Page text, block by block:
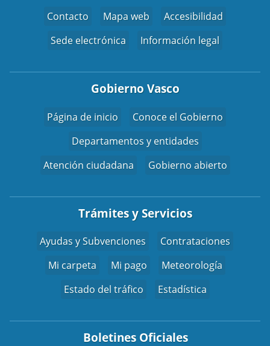
Contacto Mapa web
Accesibilidad
Sede electrónica
Información legal
Gobierno Vasco
Página de inicio
Conoce el Gobierno
Departamentos y entidades
Atención ciudadana
Gobierno abierto
Trámites y Servicios
Ayudas y Subvenciones
Contrataciones
Mi carpeta
Mi pago
Meteorología
Estado del tráfico
Estadística
Boletines Oficiales